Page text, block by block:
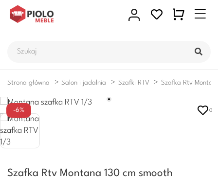
Strona główna Salon i jadalnia Szafki RTV Szafka Rtv
-6% 0
Szafka Rtv Montana 130 cm smooth